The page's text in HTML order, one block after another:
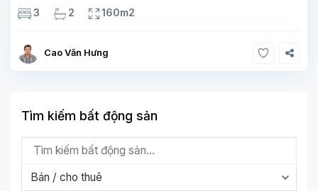
thoáng sáng
2 phòng tắm tiện nghi
khách hiện đại, ban công thoáng mát
3 2 160m2
Cao Văn Hưng
Tìm kiếm bất động sản